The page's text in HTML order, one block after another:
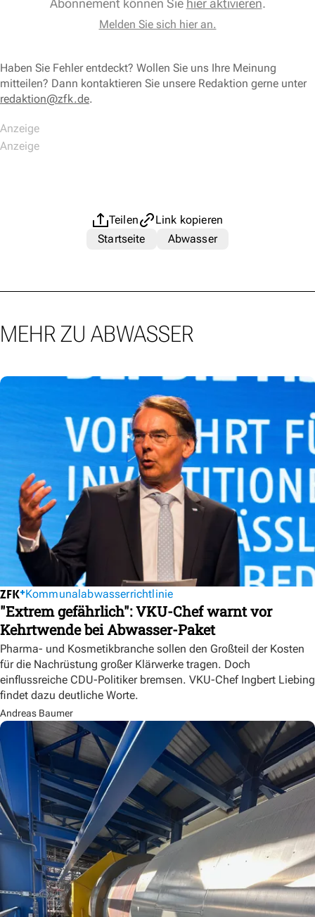
Abonnement können Sie hier aktivieren.
Melden Sie sich hier an.
Haben Sie Fehler entdeckt? Wollen Sie uns Ihre Meinung
mitteilen? Dann kontaktieren Sie unsere Redaktion gerne unter
redaktion@zfk.de.
Teilen
Link kopieren
Startseite
Abwasser
MEHR ZU ABWASSER
Kommunalabwasserrichtlinie
"Extrem gefährlich": VKU-Chef warnt vor
Kehrtwende bei Abwasser-Paket
Pharma- und Kosmetikbranche sollen den Großteil der Kosten
für die Nachrüstung großer Klärwerke tragen. Doch
einflussreiche CDU-Politiker bremsen. VKU-Chef Ingbert Liebing
findet dazu deutliche Worte.
Andreas Baumer